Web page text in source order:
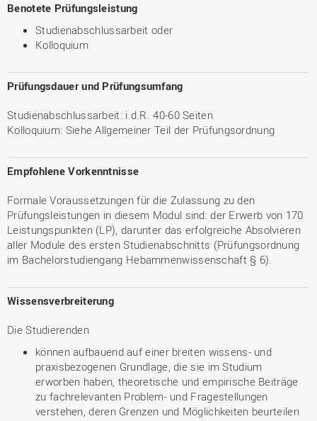
Benotete Prüfungsleistung
Studienabschlussarbeit oder
Kolloquium
Prüfungsdauer und Prüfungsumfang
Studienabschlussarbeit: i.d.R. 40-60 Seiten
Kolloquium: Siehe Allgemeiner Teil der Prüfungsordnung
Empfohlene Vorkenntnisse
Formale Voraussetzungen für die Zulassung zu den
Prüfungsleistungen in diesem Modul sind: der Erwerb von 170
Leistungspunkten (LP), darunter das erfolgreiche Absolvieren
aller Module des ersten Studienabschnitts (Prüfungsordnung
im Bachelorstudiengang Hebammenwissenschaft § 6).
Wissensverbreiterung
Die Studierenden
können aufbauend auf einer breiten wissens- und
praxisbezogenen Grundlage, die sie im Studium
erworben haben, theoretische und empirische Beiträge
zu fachrelevanten Problem- und Fragestellungen
verstehen, deren Grenzen und Möglichkeiten beurteilen